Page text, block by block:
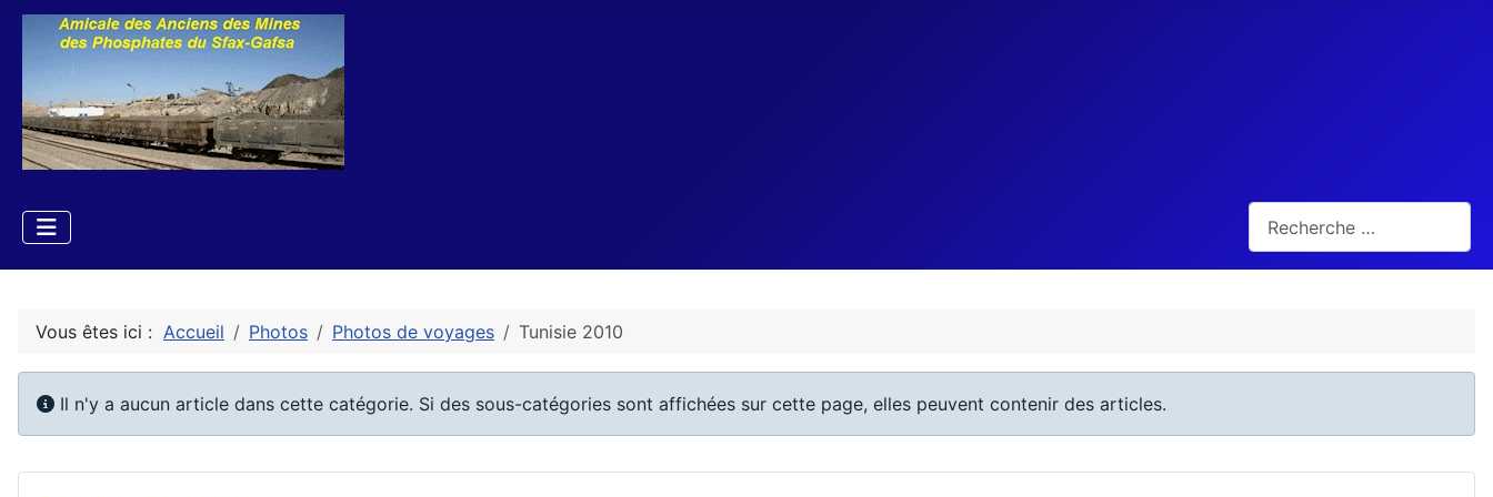
Vous êtes ici : Accueil Photos Photos de voyages Tunisie 2010
Info
Il n'y a aucun article dans cette catégorie. Si des sous-catégories sont affichées sur cette page, elles peuvent contenir des articles.